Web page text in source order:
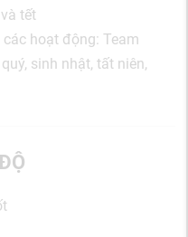
tết
hoạt động: Team
sinh nhật, tất niên,